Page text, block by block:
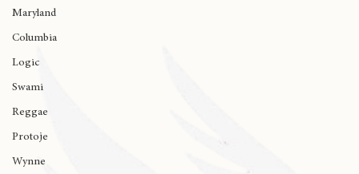
Brent Faiyaz
Maryland
Columbia
Logic
Swami
Reggae
Protoje